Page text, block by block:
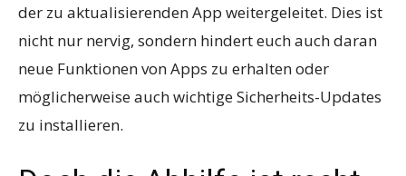
der zu aktualisierenden App weitergeleitet. Dies ist
nicht nur nervig, sondern hindert euch auch daran
neue Funktionen von Apps zu erhalten oder
möglicherweise auch wichtige Sicherheits-Updates
zu installieren.